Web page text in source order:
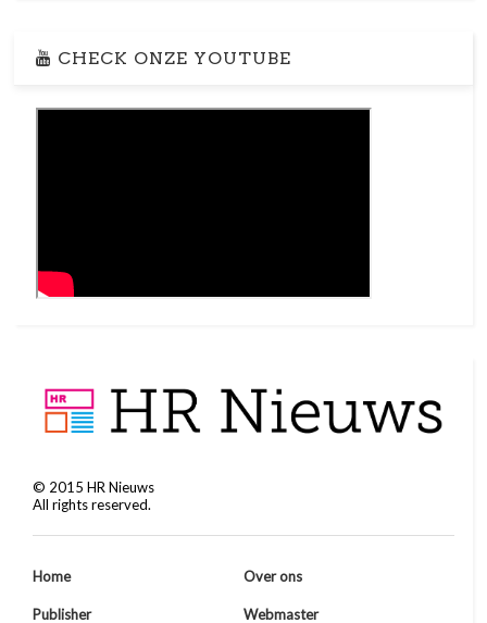
CHECK ONZE YOUTUBE
© 2015 HR Nieuws
All rights reserved.
Home Over ons
Publisher Webmaster